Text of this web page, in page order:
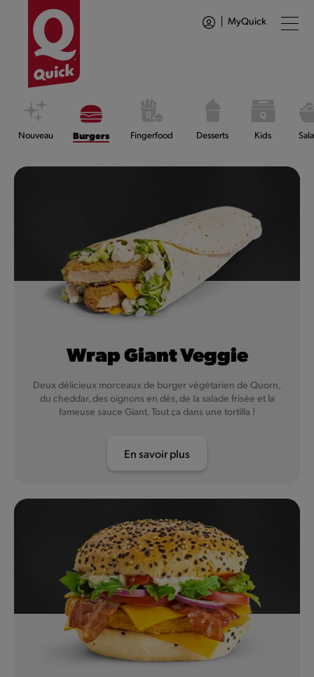
MyQuick
Nouveau Burgers Fingerfood Desserts Kids
Wrap Giant Veggie
Deux délicieux morceaux de burger végétarien de Quorn,
du cheddar, des oignons en dés, de la salade frisée et la
fameuse sauce Giant. Tout ça dans une tortilla !
En savoir plus